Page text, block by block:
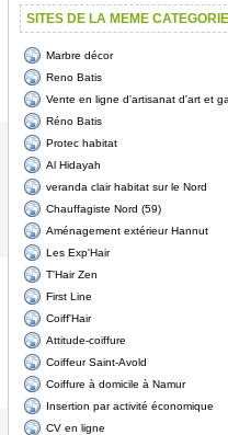
SITES DE LA MEME CATEGORIE
Marbre décor
Reno Batis
Vente en ligne d'artisanat d'art et
Réno Batis
Protec habitat
Al Hidayah
veranda clair habitat sur le Nord
Chauffagiste Nord (59)
Aménagement extérieur Hannut
Les Exp'Hair
T'Hair Zen
First Line
Coiff'Hair
Attitude-coiffure
Coiffeur Saint-Avold
Coiffure à domicile à Namur
Insertion par activité économique
CV en ligne